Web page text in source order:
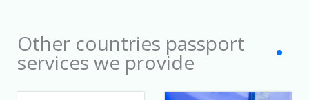
Other countries passport
services we provide